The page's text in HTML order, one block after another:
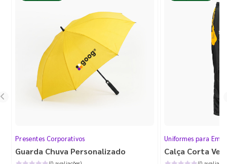
Presentes Corporativos
Guarda Chuva Personalizado
Uniformes para
Calça Corta